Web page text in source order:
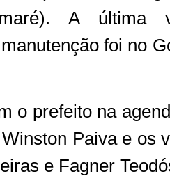
A
foi no
o prefeito na
Paiva e os
e Fagner